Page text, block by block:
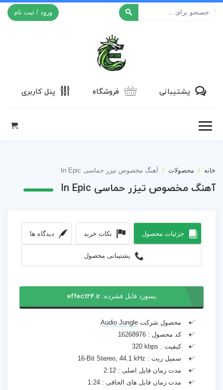
ورود / ثبت نام
پشتیبانی فروشگاه پنل کاربری
خانه محصولات آهنگ مخصوص تیزر حماسی In Epic
آهنگ مخصوص تیزر حماسی In Epic
جزئیات محصول نکات خرید دیدگاه ها
پشتیبانی محصول
پسورد فایل فشرده:effect24.ir
محصول شرکت Audio Jungle
کد محصول : 16268976
کیفیت : 320 kbps
سمپل ریت : 16-Bit Stereo, 44.1 kHz
مدت زمان فایل اصلی : 2:12
مدت زمان فایل های الحاقی : 1:24